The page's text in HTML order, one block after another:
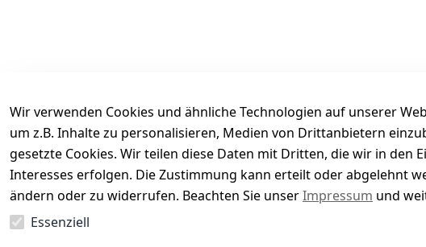
Es hat noch niemand eine Bewertung für diesen Artikel
Wir verwenden Cookies und ähnliche Technologien auf unserer
um z.B. Inhalte zu personalisieren, Medien von Drittanbietern
gesetzte Cookies. Wir teilen diese Daten mit Dritten, die wir in
Interesses erfolgen. Die Zustimmung kann erteilt oder abgelehnt
ändern oder zu widerrufen. Beachten Sie unserImpressum und
Essenziell